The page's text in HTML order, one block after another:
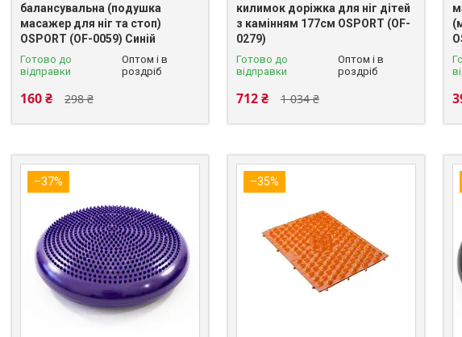
балансувальна (подушка
масажер для ніг та стоп)
OSPORT (OF-0059) Синій
Готово до
відправки
Оптом і в
роздріб
298 ₴
160 ₴
килимок доріжка для ніг дітей
з камінням 177см OSPORT (OF-
0279)
Готово до
відправки
Оптом і в
роздріб
1 034 ₴
712 ₴
–37% –35%